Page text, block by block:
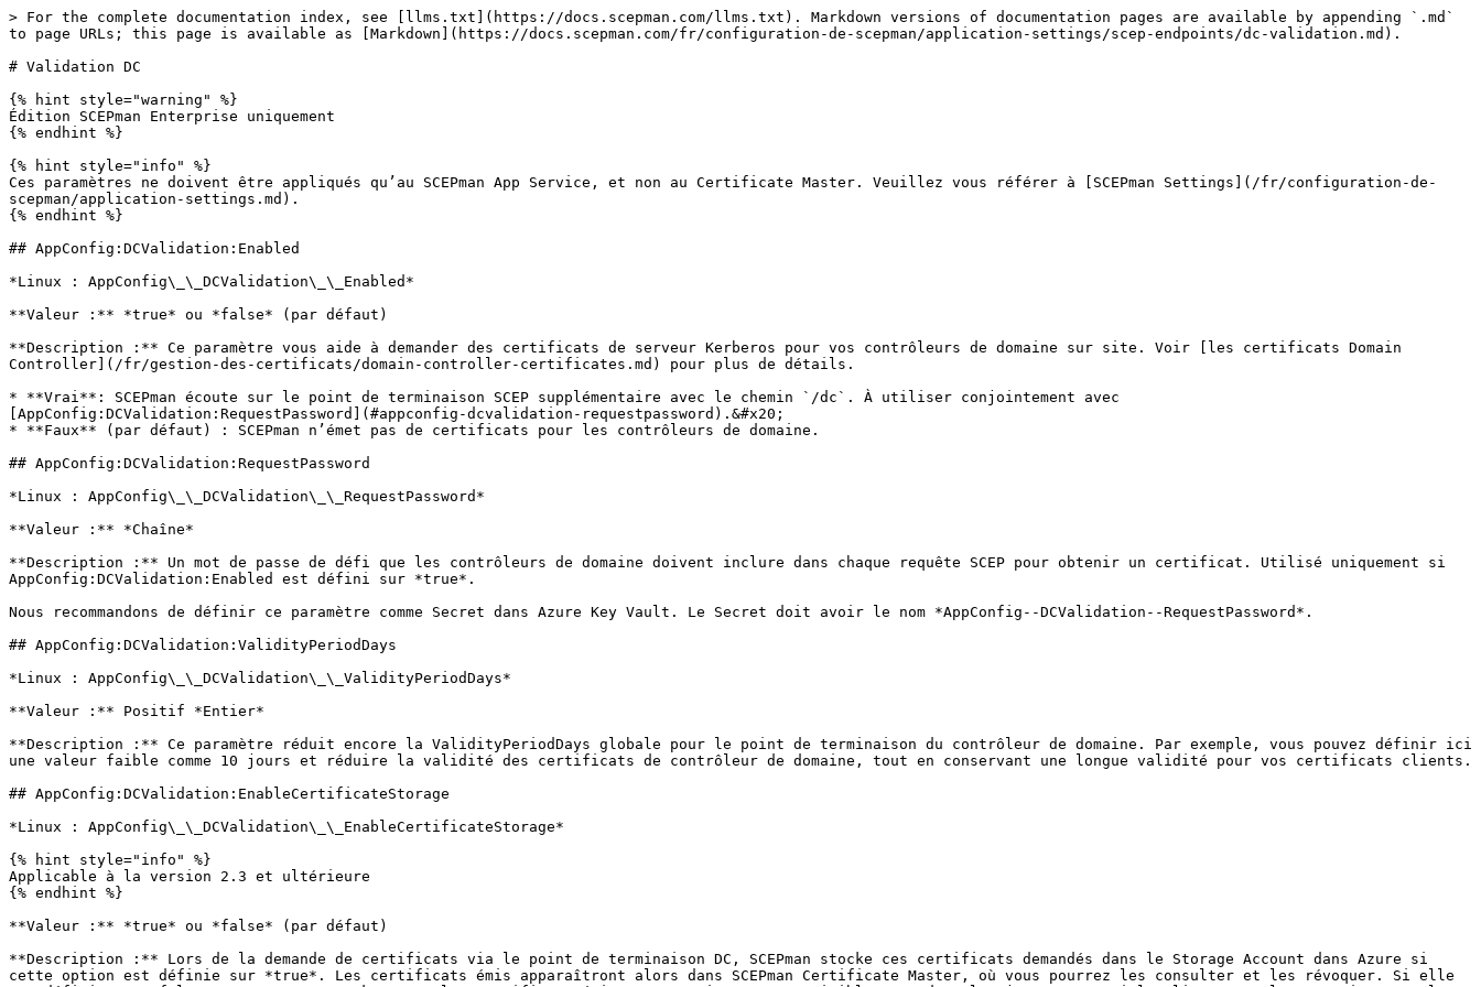
> For the complete documentation index, see [llms.txt](https://docs.scepman.com/llms.txt). Markdown versions of documentation pages are available by appending `.md`
to page URLs; this page is available as [Markdown](https://docs.scepman.com/fr/configuration-de-scepman/application-settings/scep-endpoints/dc-validation.md).
# Validation DC
{% hint style="warning" %}
Édition SCEPman Enterprise uniquement
{% endhint %}
{% hint style="info" %}
Ces paramètres ne doivent être appliqués qu’au SCEPman App Service, et non au Certificate Master. Veuillez vous référer à [SCEPman Settings](/fr/configuration-de-
scepman/application-settings.md).
{% endhint %}
## AppConfig:DCValidation:Enabled
*Linux : AppConfig\_\_DCValidation\_\_Enabled*
**Valeur :** *true* ou *false* (par défaut)
**Description :** Ce paramètre vous aide à demander des certificats de serveur Kerberos pour vos contrôleurs de domaine sur site. Voir [les certificats Domain
Controller](/fr/gestion-des-certificats/domain-controller-certificates.md) pour plus de détails.
* **Vrai**: SCEPman écoute sur le point de terminaison SCEP supplémentaire avec le chemin `/dc`. À utiliser conjointement avec
[AppConfig:DCValidation:RequestPassword](#appconfig-dcvalidation-requestpassword).&#x20;
* **Faux** (par défaut) : SCEPman n’émet pas de certificats pour les contrôleurs de domaine.
## AppConfig:DCValidation:RequestPassword
*Linux : AppConfig\_\_DCValidation\_\_RequestPassword*
**Valeur :** *Chaîne*
**Description :** Un mot de passe de défi que les contrôleurs de domaine doivent inclure dans chaque requête SCEP pour obtenir un certificat. Utilisé uniquement si
AppConfig:DCValidation:Enabled est défini sur *true*.
Nous recommandons de définir ce paramètre comme Secret dans Azure Key Vault. Le Secret doit avoir le nom *AppConfig--DCValidation--RequestPassword*.
## AppConfig:DCValidation:ValidityPeriodDays
*Linux : AppConfig\_\_DCValidation\_\_ValidityPeriodDays*
**Valeur :** Positif *Entier*
**Description :** Ce paramètre réduit encore la ValidityPeriodDays globale pour le point de terminaison du contrôleur de domaine. Par exemple, vous pouvez définir ici
une valeur faible comme 10 jours et réduire la validité des certificats de contrôleur de domaine, tout en conservant une longue validité pour vos certificats clients.
## AppConfig:DCValidation:EnableCertificateStorage
*Linux : AppConfig\_\_DCValidation\_\_EnableCertificateStorage*
{% hint style="info" %}
Applicable à la version 2.3 et ultérieure
{% endhint %}
**Valeur :** *true* ou *false* (par défaut)
**Description :** Lors de la demande de certificats via le point de terminaison DC, SCEPman stocke ces certificats demandés dans le Storage Account dans Azure si
cette option est définie sur *true*. Les certificats émis apparaîtront alors dans SCEPman Certificate Master, où vous pourrez les consulter et les révoquer. Si elle